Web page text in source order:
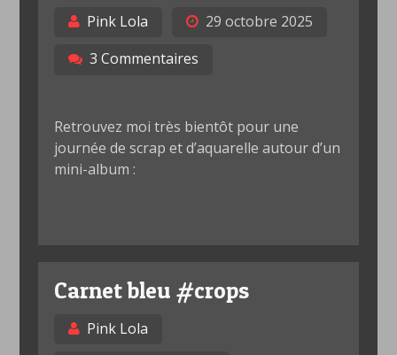
Pink Lola
29 octobre 2025
3 Commentaires
Retrouvez moi très bientôt pour une
journée de scrap et d’aquarelle autour d’un
mini-album :
Carnet bleu #crops
Pink Lola